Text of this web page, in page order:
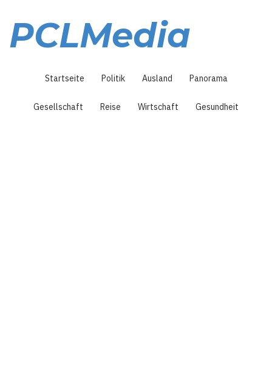
Inhalt
PCLMedia
Startseite Politik Ausland Panorama
Gesellschaft Reise Wirtschaft Gesundheit